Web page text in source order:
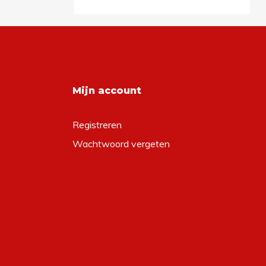
Mijn account
Registreren
Wachtwoord vergeten